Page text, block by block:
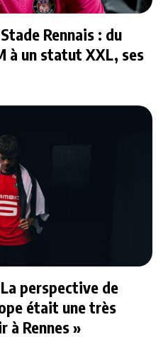
Rennais : du
à un statut XXL, ses
perspective de
était une très
à Rennes »